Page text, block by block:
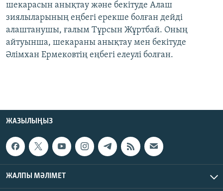
шекарасын анықтау және бекітуде Алаш
зиялыларының еңбегі ерекше болған дейді
алаштанушы, ғалым Тұрсын Жұртбай. Оның
айтуынша, шекараны анықтау мен бекітуде
Әлімхан Ермековтің еңбегі елеулі болған.
ЖАЗЫЛЫҢЫЗ
ЖАЛПЫ МӘЛІМЕТ